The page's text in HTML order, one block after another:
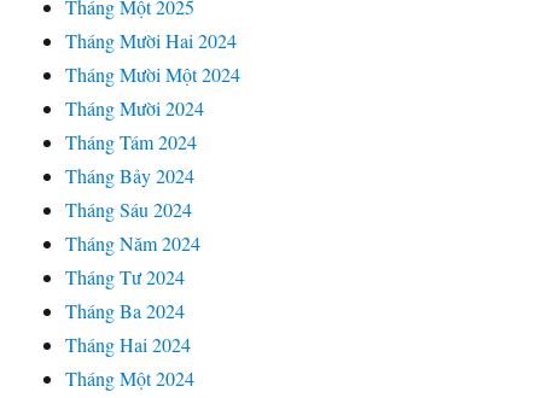
Tháng Một 2025
Tháng Mười Hai 2024
Tháng Mười Một 2024
Tháng Mười 2024
Tháng Tám 2024
Tháng Bảy 2024
Tháng Sáu 2024
Tháng Năm 2024
Tháng Tư 2024
Tháng Ba 2024
Tháng Hai 2024
Tháng Một 2024